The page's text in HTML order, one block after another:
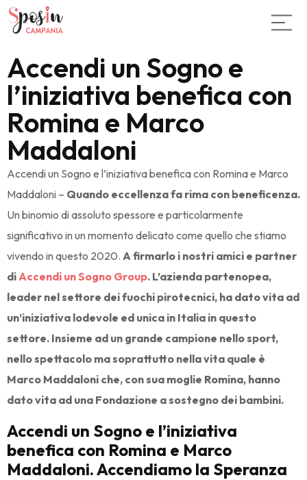
Accendi un Sogno e
l’iniziativa benefica con
Romina e Marco
Maddaloni
Accendi un Sogno e l’iniziativa benefica con Romina e Marco
Maddaloni – Quando eccellenza fa rima con beneficenza.
Un binomio di assoluto spessore e particolarmente
significativo in un momento delicato come quello che stiamo
vivendo in questo 2020. A firmarlo i nostri amici e partner
di Accendi un Sogno Group. L’azienda partenopea,
leader nel settore dei fuochi pirotecnici, ha dato vita ad
un’iniziativa lodevole ed unica in Italia in questo
settore. Insieme ad un grande campione nello sport,
nello spettacolo ma soprattutto nella vita quale è
Marco Maddaloni che, con sua moglie Romina, hanno
dato vita ad una Fondazione a sostegno dei bambini.
Accendi un Sogno e l’iniziativa
benefica con Romina e Marco
Maddaloni. Accendiamo la Speranza